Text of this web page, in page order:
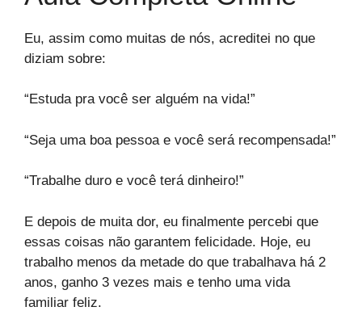
Eu, assim como muitas de nós, acreditei no que
diziam sobre:
“Estuda pra você ser alguém na vida!”
“Seja uma boa pessoa e você será recompensada!”
“Trabalhe duro e você terá dinheiro!”
E depois de muita dor, eu finalmente percebi que
essas coisas não garantem felicidade. Hoje, eu
trabalho menos da metade do que trabalhava há 2
anos, ganho 3 vezes mais e tenho uma vida
familiar feliz.